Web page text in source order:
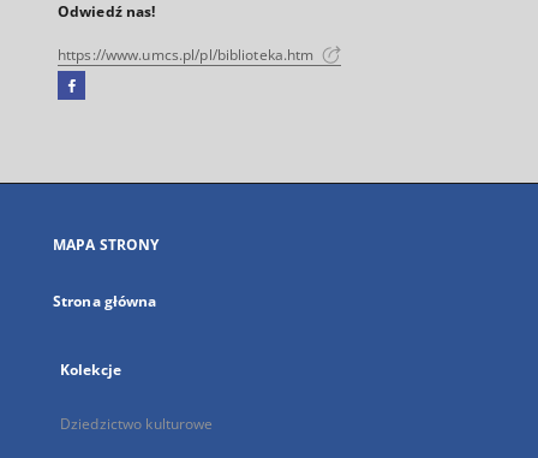
Odwiedź nas!
https://www.umcs.pl/pl/biblioteka.htm
Facebook
się
karcie
MAPA STRONY
Strona główna
Kolekcje
Dziedzictwo kulturowe